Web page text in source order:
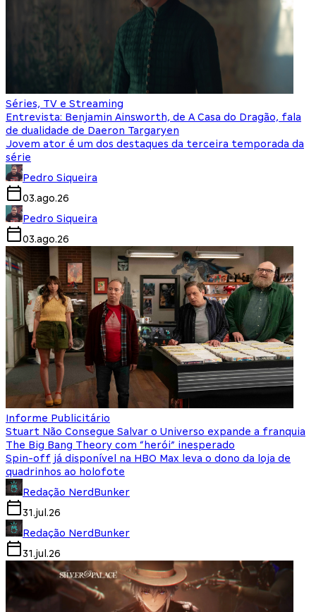
Séries, TV e Streaming
Entrevista: Benjamin Ainsworth, de A Casa do Dragão, fala
de dualidade de Daeron Targaryen
Jovem ator é um dos destaques da terceira temporada da
série
Pedro Siqueira
03.ago.26
Pedro Siqueira
03.ago.26
Informe Publicitário
Stuart Não Consegue Salvar o Universo expande a franquia
The Big Bang Theory com “herói” inesperado
Spin-off já disponível na HBO Max leva o dono da loja de
quadrinhos ao holofote
Redação NerdBunker
31.jul.26
Redação NerdBunker
31.jul.26